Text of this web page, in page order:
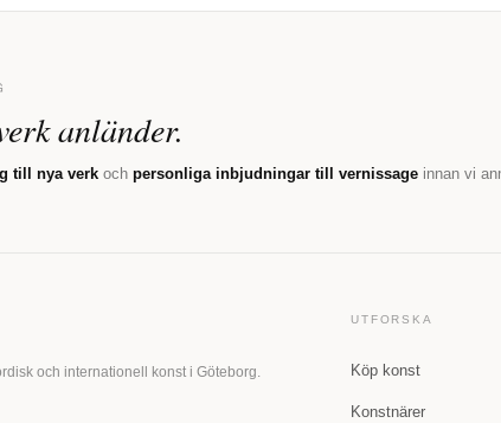
anländer.
till nya verk och personliga inbjudningar till vernissage innan vi
och internationell konst i Göteborg.
UTFORSKA
Köp konst
Konstnärer